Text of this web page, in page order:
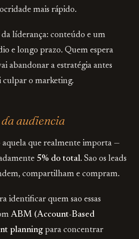
mais rápido.
líderança: conteúdo e um
e longo prazo. Quem espera
abandonar a estratégia antes
o marketing.
audiencia
aquela que realmente importa —
5% do total. Sao os leads
compartilham e compram.
identificar quem sao essas
ABM (Account-Based
planning para concentrar